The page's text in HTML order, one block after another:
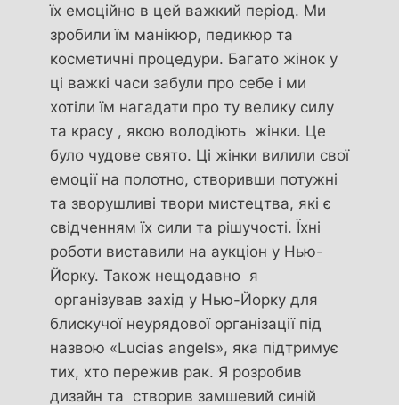
їх емоційно в цей важкий період. Ми
зробили їм манікюр, педикюр та
косметичні процедури. Багато жінок у
ці важкі часи забули про себе і ми
хотіли їм нагадати про ту велику силу
та красу , якою володіють жінки. Це
було чудове свято. Ці жінки вилили свої
емоції на полотно, створивши потужні
та зворушливі твори мистецтва, які є
свідченням їх сили та рішучості. Їхні
роботи виставили на аукціон у Нью-
Йорку. Також нещодавно я
організував захід у Нью-Йорку для
блискучої неурядової організації під
назвою «Lucias angels», яка підтримує
тих, хто пережив рак. Я розробив
дизайн та створив замшевий синій